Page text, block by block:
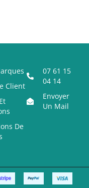
Client
De
07 61 15
04 14
Envoyer
Un Mail